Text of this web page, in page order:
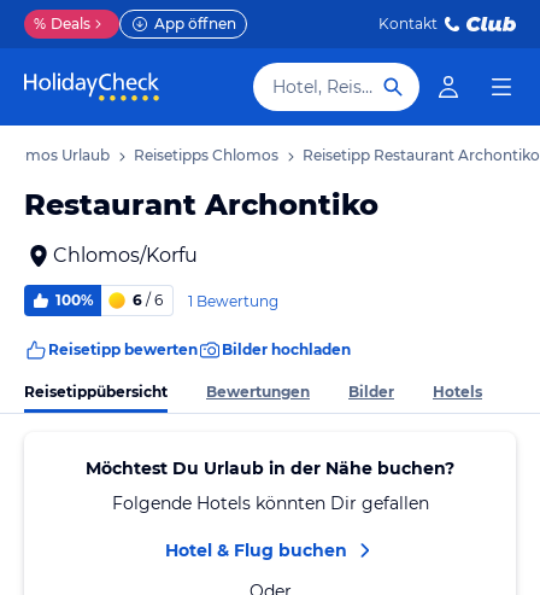
% Deals App öffnen Kontakt
Hotel, Reiseziel
Urlaub Reisetipps Chlomos Reisetipp Restaurant Archontiko
Restaurant Archontiko
Chlomos/Korfu
100% 6 / 6 1 Bewertung
Reisetipp bewerten Bilder hochladen
Reisetippübersicht Bewertungen Bilder Hotels
Möchtest Du Urlaub in der Nähe buchen?
Folgende Hotels könnten Dir gefallen
Hotel & Flug buchen